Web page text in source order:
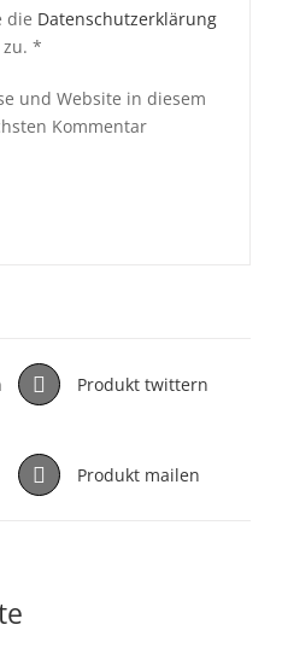
die Datenschutzerklärung
*
und Website in diesem
Kommentar
Produkt twittern
Produkt mailen